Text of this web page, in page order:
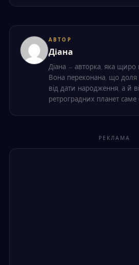
АВТОР
Діана
Діана — авторка, яка щиро
Вона переконана, що
від дати народження, а й
ретроградних планет саме
РЕКЛАМА